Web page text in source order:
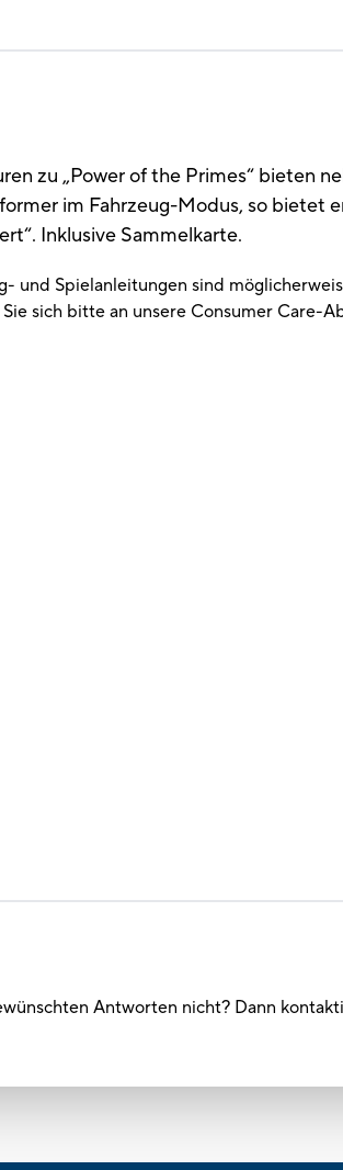
zu „Power of the Primes“ bieten
im Fahrzeug-Modus, so bietet
Inklusive Sammelkarte.
und Spielanleitungen sind
sich bitte an unsere Consumer Care-
Antworten nicht? Dann